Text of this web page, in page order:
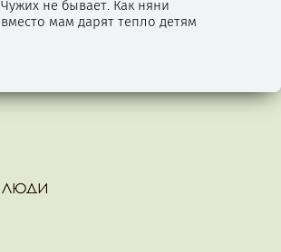
Чужих не бывает. Как няни
вместо мам дарят тепло детям